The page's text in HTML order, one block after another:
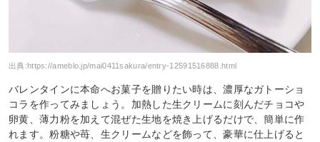
出典:https://ameblo.jp/mai0411sakura/entry-12591516888.html
バレンタインに本命へお菓子を贈りたい時は、濃厚なガトーショ
コラを作ってみましょう。加熱した生クリームに刻んだチョコや
卵黄、薄力粉を加えて混ぜた生地を焼き上げるだけで、簡単に作
れます。粉糖や苺、生クリームなどを飾って、豪華に仕上げると